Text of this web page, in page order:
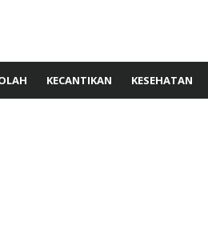
KECANTIKAN KESEHATAN